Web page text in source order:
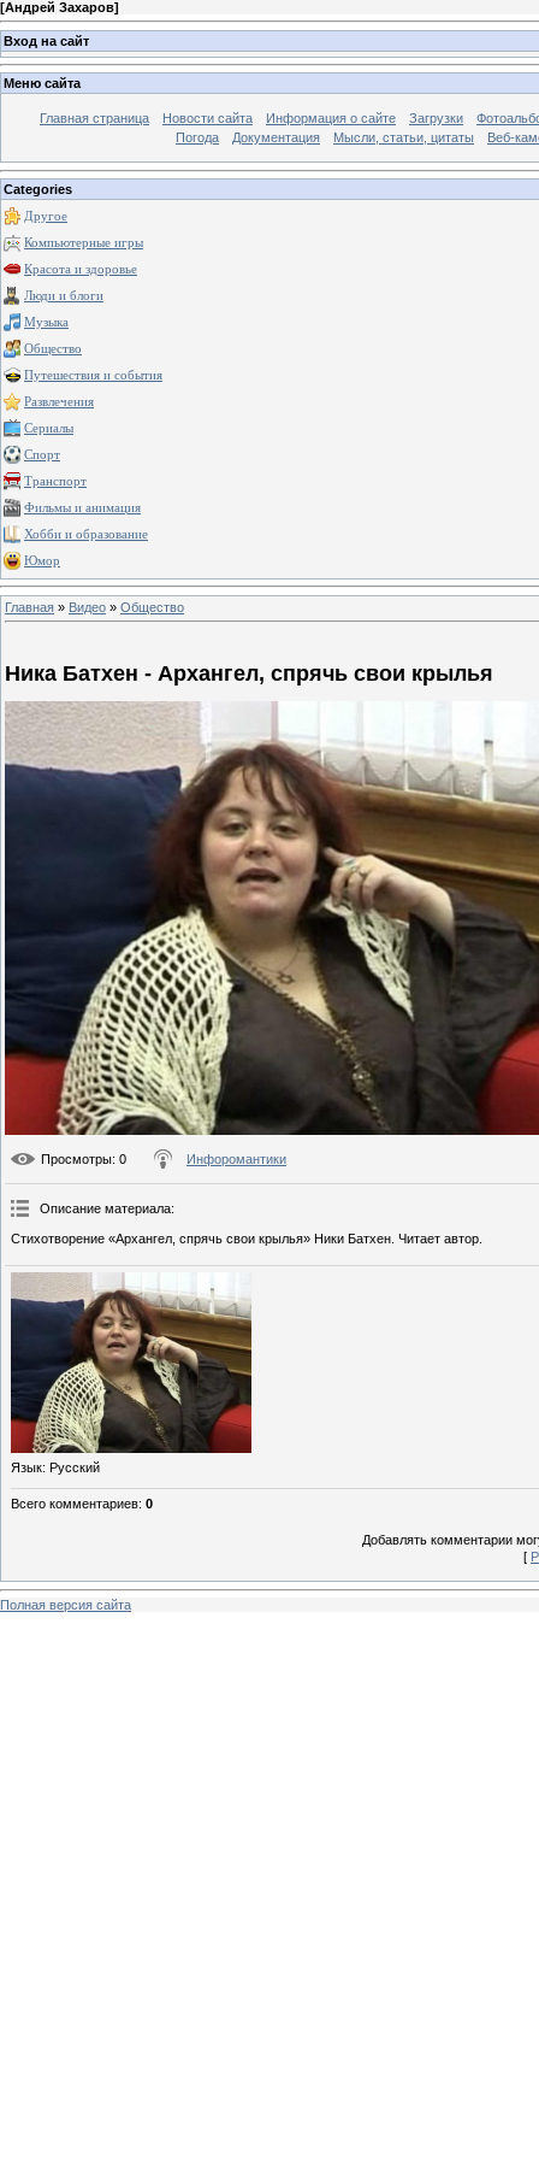
[Андрей Захаров]
Вход на сайт
Меню сайта
Главная страница Новости сайта Информация о сайте Загрузки
Погода
Документация Мысли, статьи, цитаты Веб-
Categories
Другое
Компьютерные игры
Красота и здоровье
Люди и блоги
Музыка
Общество
Путешествия и события
Развлечения
Сериалы
Спорт
Транспорт
Фильмы и анимация
Хобби и образование
Юмор
Главная » Видео » Общество
Ника Батхен - Архангел, спрячь свои крылья
Просмотры: 0 Инфоромантики
Описание материала:
Стихотворение «Архангел, спрячь свои крылья» Ники Батхен. Читает автор.
Язык: Русский
Всего комментариев: 0
Добавлять комментарии
[
Полная версия сайта